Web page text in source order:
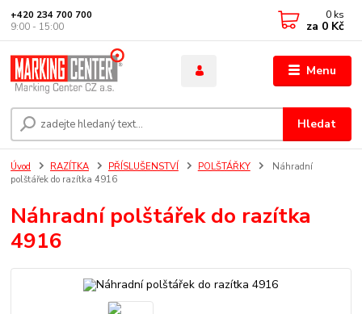
Menu
Hledat
+420 234 700 700
9:00 - 15:00
0 ks
za 0 Kč
Úvod RAZÍTKA PŘÍSLUŠENSTVÍ POLŠTÁŘKY
Náhradní
polštářek do razítka 4916
Náhradní polštářek do razítka
4916